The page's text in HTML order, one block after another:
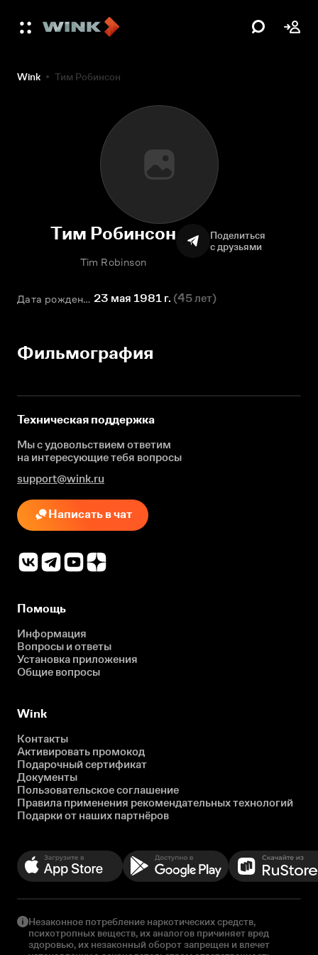
Wink Тим Робинсон
Тим Робинсон
Tim Robinson
Поделиться
с друзьями
Дата рождения 23 мая 1981 г. (45 лет)
Фильмография
Техническая поддержка
Мы с удовольствием ответим
на интересующиетебя вопросы
support@wink.ru
Написать в чат
Помощь
Информация
Вопросы и ответы
Установка приложения
Общие вопросы
Wink
Контакты
Активировать промокод
Подарочный сертификат
Документы
Пользовательское соглашение
Правила применения рекомендательных технологий
Подарки от наших партнёров
Незаконное потребление наркотических средств,
психотропных веществ, их аналогов причиняет вред
здоровью, их незаконный оборот запрещен и влечет